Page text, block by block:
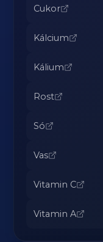
Cukor
Kálcium
Kálium
Rost
Só
Vas
Vitamin C
Vitamin A